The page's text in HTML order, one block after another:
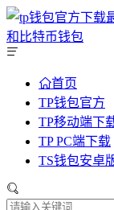
首页
TP钱包官方
TP移动端下
TP PC端下载
TS钱包安卓